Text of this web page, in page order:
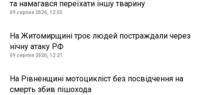
та намагався переїхати іншу тварину
09 серпня 2026, 12:55
На Житомирщині троє людей постраждали через
нічну атаку РФ
09 серпня 2026, 12:21
На Рівненщині мотоцикліст без посвідчення на
смерть збив пішохода